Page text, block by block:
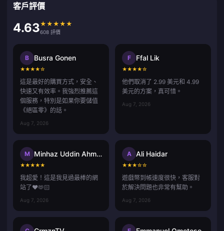
客戶評價
4.63★ ★ ★ ★ ★
608 評價
B Busra Gonen
★★★★☆
這是最好的購買方式，安全、
快速又有效率。我強烈推薦這
個服務，特別是如果你要儲值
《絕區零》的話。
Aug 7, 2026
F Ffal Lik
★★★★☆
他們取消了 2.99 美元和 4.99
美元的方案，真可惜。
Aug 7, 2026
M Minhaz Uddin Ahmed
★★★★★
我超愛！這是我見過最棒的網
站了❤️🫶🏻
Aug 7, 2026
A Ali Haidar
★★★☆☆
遊戲幣到帳速度很快，客服對
於解決問題也非常有幫助。
Aug 7, 2026